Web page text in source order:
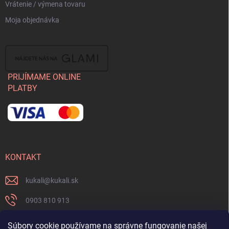
Súbory cookie používame na správne fungovanie našej
Vrátenie / výmena tovaru
Moja objednávka
PRIJÍMAME ONLINE
PLATBY
KONTAKT
kukali@kukali.sk
0903 810 913